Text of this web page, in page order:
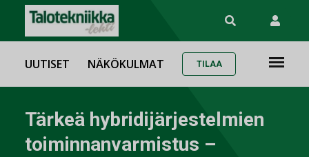
UUTISET NÄKÖKULMAT TILAA
Tärkeä hybridijärjestelmien
toiminnanvarmistus –